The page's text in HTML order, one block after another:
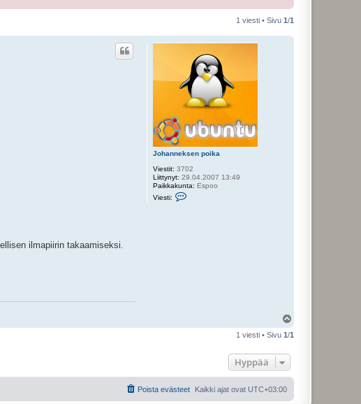
1 viesti • Sivu 1/1
Johanneksen poika
Viestit: 3702
Liittynyt: 29.04.2007 13:49
Paikkakunta: Espoo
Viesti:
n
ilmapiirin takaamiseksi.
ö
1 viesti • Sivu 1 /1
Hyppää
Kaikki ajat ovat UTC+03:00
Poista evästeet